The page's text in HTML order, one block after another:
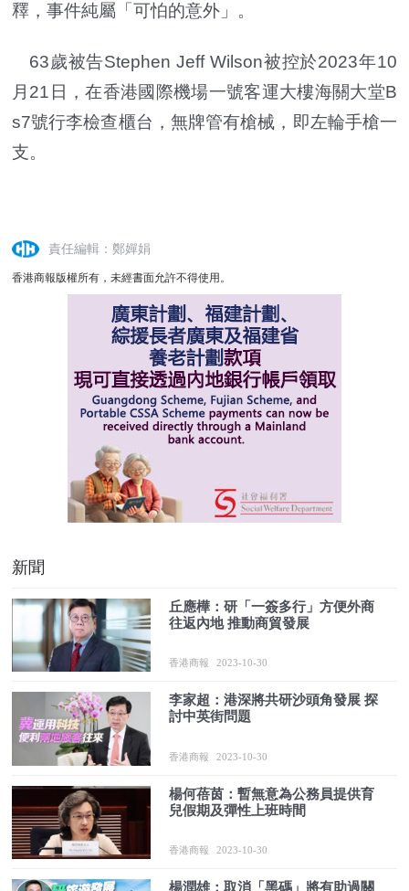
釋，事件純屬「可怕的意外」。
63歲被告Stephen Jeff Wilson被控於2023年10
月21日，在香港國際機場一號客運大樓海關大堂B
s7號行李檢查櫃台，無牌管有槍械，即左輪手槍一
支。
責任編輯：鄭嬋娟
香港商報版權所有，未經書面允許不得使用。
新聞
丘應樺：研「一簽多行」方便外商
往返內地 推動商貿發展
香港商報 2023-10-30
李家超：港深將共研沙頭角發展 探
討中英街問題
香港商報 2023-10-30
楊何蓓茵：暫無意為公務員提供育
兒假期及彈性上班時間
香港商報 2023-10-30
楊潤雄：取消「黑碼」將有助過關